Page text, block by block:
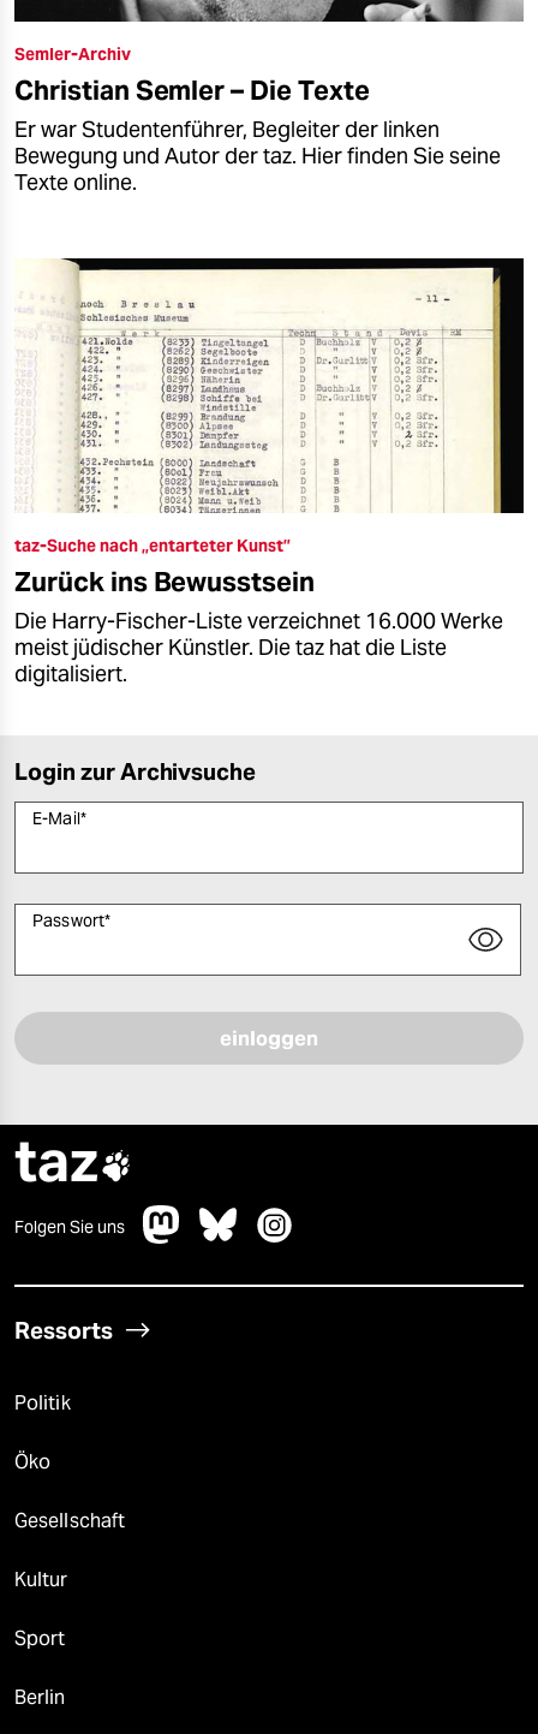
Semler-Archiv
Christian Semler – Die Texte
Er war Studentenführer, Begleiter der linken
Bewegung und Autor der taz. Hier finden Sie seine
Texte online.
taz-Suche nach „entarteter Kunst”
Zurück ins Bewusstsein
Die Harry-Fischer-Liste verzeichnet 16.000 Werke
meist jüdischer Künstler. Die taz hat die Liste
digitalisiert.
Login zur Archivsuche
E-Mail*
Passwort*
taz
Folgen Sie uns
Ressorts
Politik
Öko
Gesellschaft
Kultur
Sport
Berlin